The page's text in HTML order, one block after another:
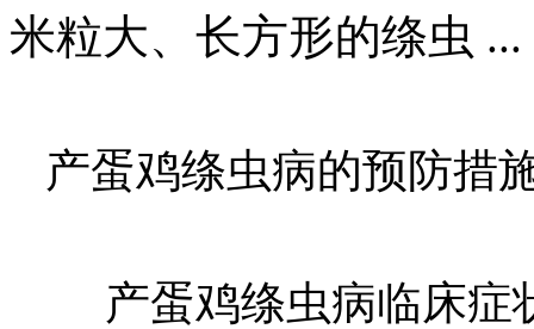
米粒大、长方形的绦虫 ...
产蛋鸡绦虫病的预防措
产蛋鸡绦虫病临床症